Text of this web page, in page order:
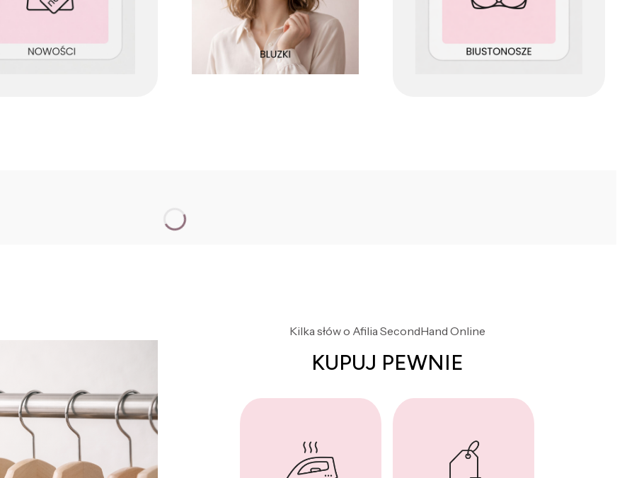
Kilka słów o Afilia SecondHand Online
KUPUJ PEWNIE